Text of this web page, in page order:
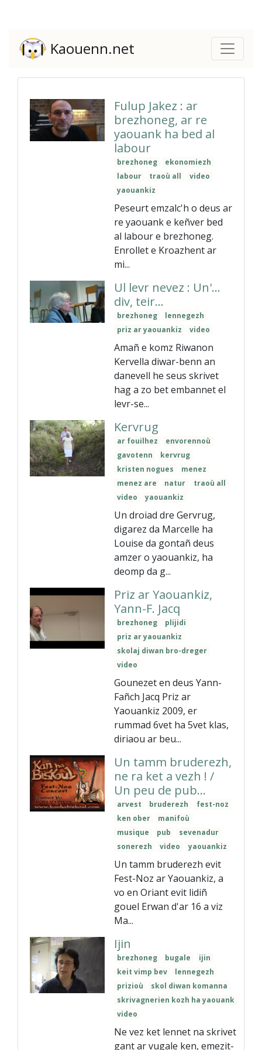
Kaouenn.net
Fulup Jakez : ar
brezhoneg, ar re
yaouank ha bed al
labour
brezhoneg
ekonomiezh
labour
traoù all
video
yaouankiz
Peseurt emzalc'h o deus ar
re yaouank e keñver bed
al labour e brezhoneg.
Enrollet e Kroazhent ar
mi...
Ul levr nevez : Un'...
div, teir...
brezhoneg
lennegezh
priz ar yaouankiz
video
Amañ e komz Riwanon
Kervella diwar-benn an
danevell he seus skrivet
hag a zo bet embannet el
levr-se...
Kervrug
ar fouilhez
envorennoù
gavotenn
kervrug
kristen nogues
menez
menez are
natur
traoù all
video
yaouankiz
Un droiad dre Gervrug,
digarez da Marcelle ha
Louise da gontañ deus
amzer o yaouankiz, ha
deomp da g...
Priz ar Yaouankiz,
Yann-F. Jacq
brezhoneg
plijidi
priz ar yaouankiz
skolaj diwan bro-dreger
video
Gounezet en deus Yann-
Fañch Jacq Priz ar
Yaouankiz 2009, er
rummad 6vet ha 5vet klas,
diriaou ar beu...
Un tamm bruderezh,
ne ra ket a vezh ! /
Un peu de pub...
arvest bruderezh
fest-noz
ken ober
manifoù
musique
pub
sevenadur
sonerezh
video yaouankiz
Un tamm bruderezh evit
Fest-Noz ar Yaouankiz, a
vo en Oriant evit lidiñ
gouel Erwan d'ar 16 a viz
Ma...
Ijin
brezhoneg bugale
ijin
keit vimp bev
lennegezh
prizioù
skol diwan komanna
skrivagnerien kozh ha yaouank
video
Ne vez ket lennet na skrivet
gant ar vugale ken, emezit-